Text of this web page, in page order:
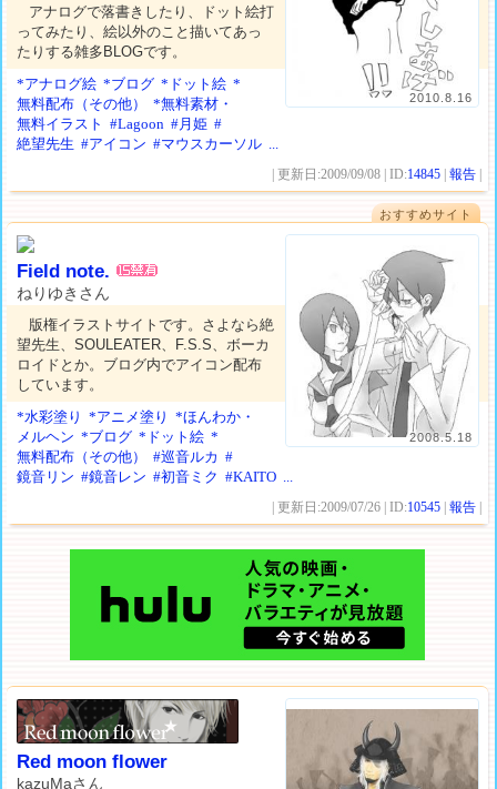
2010.8.16
アナログで落書きしたり、ドット絵打
ってみたり、絵以外のこと描いてあっ
たりする雑多BLOGです。
*アナログ絵 *ブログ *ドット絵 *
無料配布（その他）
*無料素材・
無料イラスト
#Lagoon #月姫 #
絶望先生 #アイコン #マウスカーソル ...
| 更新日:2009/09/08 | ID:14845 |報告
おすすめサイト
2008.5.18
Field note.
ねりゆきさん
版権イラストサイトです。さよなら絶
望先生、SOULEATER、F.S.S、ボーカ
ロイドとか。ブログ内でアイコン配布
しています。
*水彩塗り
*アニメ塗り
*ほんわか・
メルヘン *ブログ *ドット絵 *
無料配布（その他）
#巡音ルカ #
鏡音リン #鏡音レン #初音ミク #KAITO ...
| 更新日:2009/07/26 | ID:10545 |報告
Red moon flower
kazuMaさん